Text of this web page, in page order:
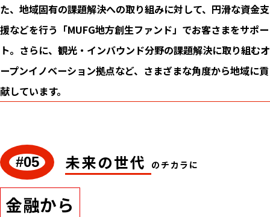
た、地域固有の課題解決への取り組みに対して、円滑な資金支
援などを行う「MUFG地方創生ファンド」でお客さまをサポー
ト。さらに、観光・インバウンド分野の課題解決に取り組むオ
ープンイノベーション拠点など、さまざまな角度から地域に貢
献しています。
#05 未来の世代 のチカラに
金融から